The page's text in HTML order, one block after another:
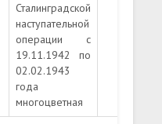
Сталинградской
наступательной
операции с
19.11.1942 по
02.02.1943
года
многоцветная